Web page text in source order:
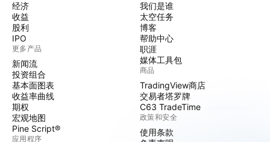
经济
收益
股利
IPO
更多产品
新闻流
投资组合
基本面图表
收益率曲线
期权
宏观地图
Pine Script®
应用程序
我们是谁
太空任务
博客
帮助中心
职涯
媒体工具包
商品
TradingView商店
交易者塔罗牌
C63 TradeTime
政策和安全
使用条款